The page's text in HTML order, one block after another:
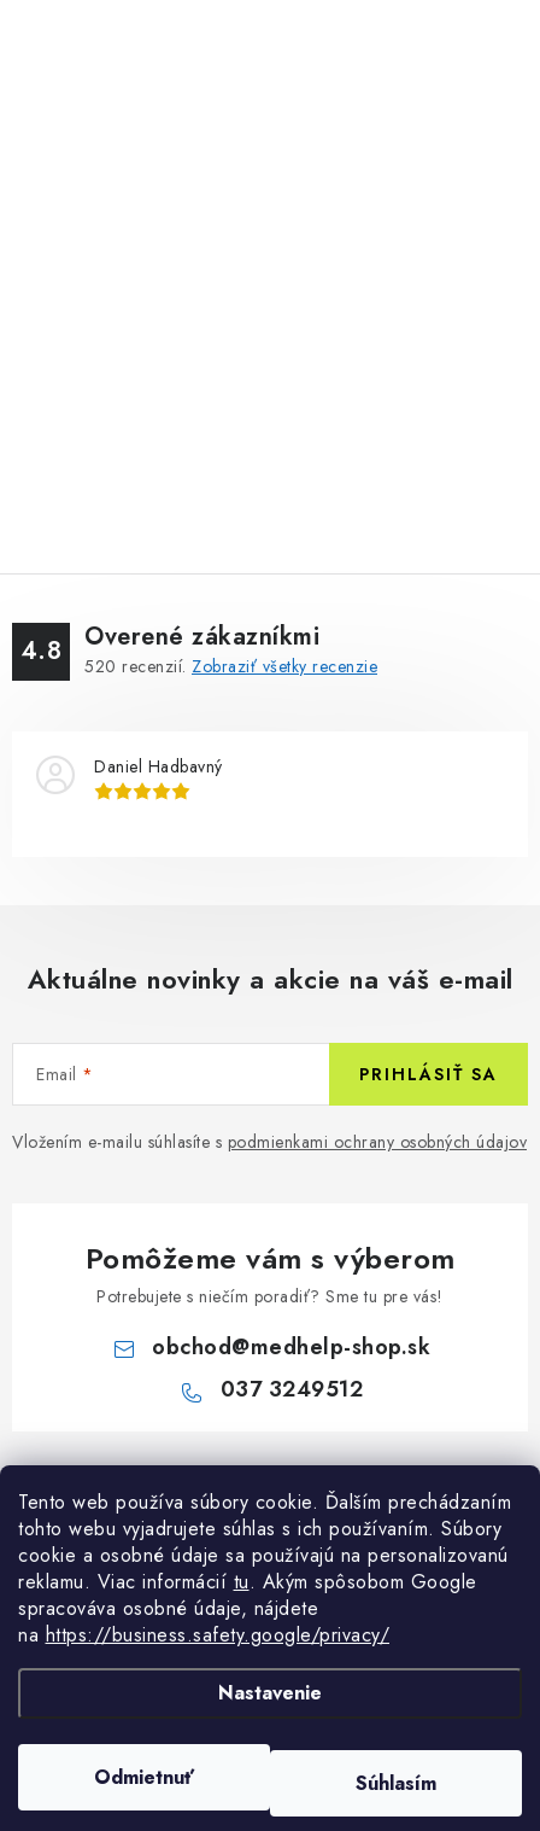
Tento web používa súbory cookie. Ďalším prechádzaním
tohto webu vyjadrujete súhlas s ich používaním. Súbory
cookie a osobné údaje sa používajú na personalizovanú
reklamu. Viac informácií tu. Akým spôsobom Google
spracováva osobné údaje, nájdete
na https://business.safety.google/privacy/
Nastavenie
Odmietnuť Súhlasím
4.8 Overené zákazníkmi
520 recenzií. Zobraziť všetky recenzie
Daniel Hadbavný
Aktuálne novinky a akcie na váš e-mail
Email
Vložením e-mailu súhlasíte s podmienkami ochrany osobných údajov
PRIHLÁSIŤ SA
Pomôžeme vám s výberom
Potrebujete s niečím poradiť? Sme tu pre vás!
obchod@medhelp-shop.sk
037 3249512
Z
á
Informácie pre vás
O firme
Všetko o nákupe
Kontakty
Všetko o nákupe
Obchodné podmienky
Odstúpenie od zmluvy
NAPÍŠTE NÁM NA WHATSAPP
Vytvoril Shoptet Premium
. Všetky práva vyhradené.Upraviť nastavenie
Potrebujete poradiť?Spýtajte sa nášho
asistenta Mediho.